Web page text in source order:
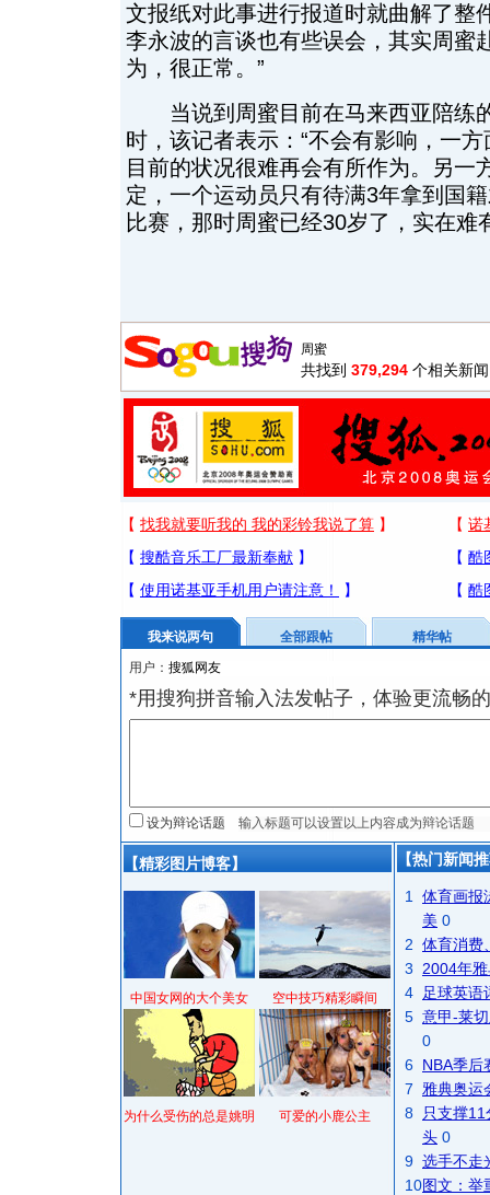
文报纸对此事进行报道时就曲解了整
李永波的言谈也有些误会，其实周蜜
为，很正常。”
当说到周蜜目前在马来西亚陪练
时，该记者表示：“不会有影响，一
目前的状况很难再会有所作为。另一
定，一个运动员只有待满3年拿到国
比赛，那时周蜜已经30岁了，实在难
共找到 379,294 个相关新
我来说两句 全部跟帖
精华帖
用户：
*用搜狗拼音输入法发帖子，体验更流畅
设为辩论话题
【精彩图片博客】
中国女网的大个美女 空中技巧精彩瞬间
为什么受伤的总是姚明 可爱的小鹿公主
【热门新闻
1
体育画报
美 0
2 体育消费
3
2004年
4
足球英语
5 意甲-莱
0
6 NBA季后
7
雅典奥运
8
只支撑
头 0
9 选手不走
10图文：举